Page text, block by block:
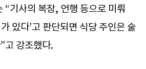
“기사의 복장, 언행 등으로 미뤄
있다’고 판단되면 식당 주인은 술
고 강조했다.